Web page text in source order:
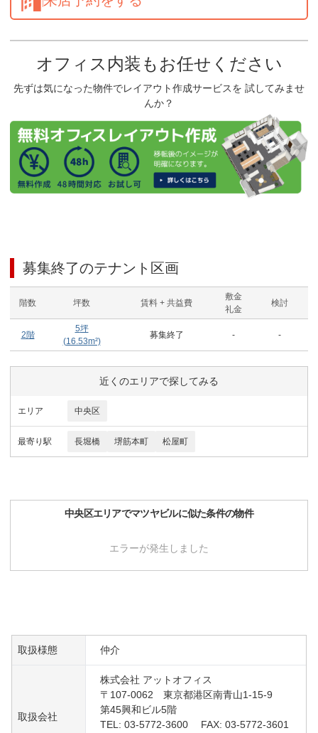
オフィス内装もお任せください
先ずは気になった物件でレイアウト作成サービスを 試してみませ
んか？
募集終了のテナント区画
階数 坪数 賃料 + 共益費
敷金
礼金
検討
2階
5坪
(16.53m²)
募集終了 - -
近くのエリアで探してみる
エリア 中央区
最寄り駅 長堀橋 堺筋本町 松屋町
中央区エリアでマツヤビルに似た条件の物件
エラーが発生しました
取扱様態 仲介
取扱会社
株式会社 アットオフィス
〒107-0062 東京都港区南青山1-15-9
第45興和ビル5階
TEL: 03-5772-3600 FAX: 03-5772-3601